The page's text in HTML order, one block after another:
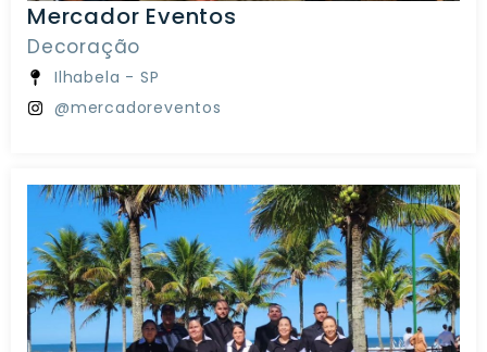
Mercador Eventos
Decoração
Ilhabela - SP
@mercadoreventos